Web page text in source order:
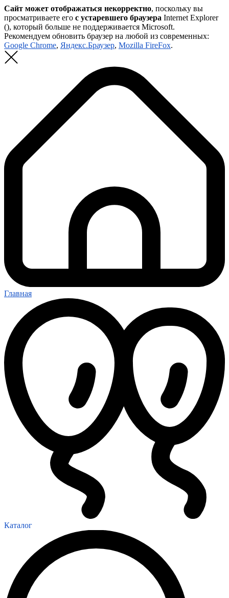
Сайт может отображаться некорректно, поскольку вы
просматриваете его с устаревшего браузера Internet Explorer
(), который больше не поддерживается Microsoft.
Рекомендуем обновить браузер на любой из современных:
Google Chrome, Яндекс.Браузер, Mozilla FireFox.
Главная
Каталог